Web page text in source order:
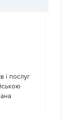
і послуг